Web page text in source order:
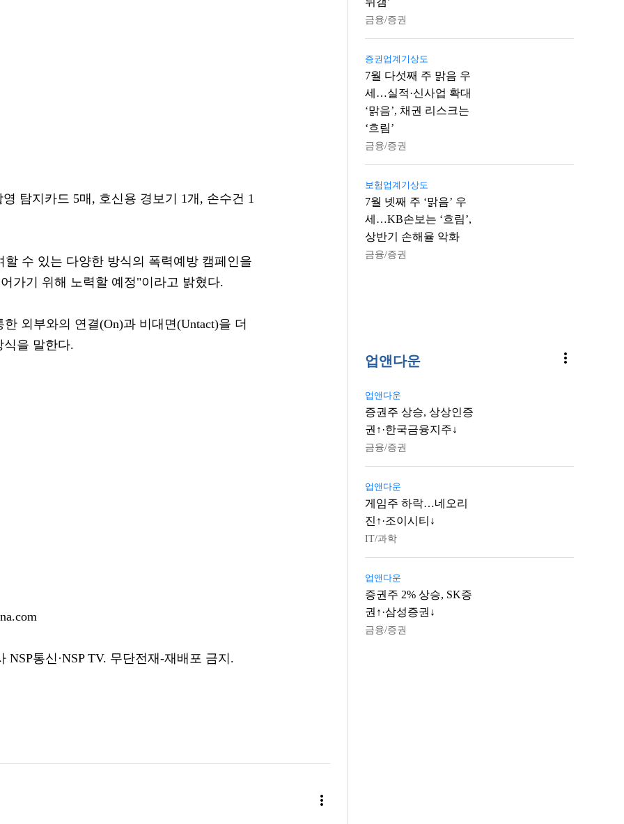
탐지카드 5매, 호신용 경보기 1개, 손수건 1
수 있는 다양한 방식의 폭력예방 캠페인을
가기 위해 노력할 예정"이라고 밝혔다.
외부와의 연결(On)과 비대면(Untact)을 더
식을 말한다.
통신·NSP TV. 무단전재-재배포 금지.
more_vert
금융/증권
증권업계기상도
7월 다섯째 주 맑음 우
세…실적·신사업 확대
‘맑음’, 채권 리스크는
‘흐림’
금융/증권
보험업계기상도
7월 넷째 주 ‘맑음’ 우
세…KB손보는 ‘흐림’,
상반기 손해율 악화
금융/증권
업앤다운 more_vert
업앤다운
증권주 상승, 상상인증
권↑·한국금융지주↓
금융/증권
업앤다운
게임주 하락…네오리
진↑·조이시티↓
IT/과학
업앤다운
증권주 2% 상승, SK증
권↑·삼성증권↓
금융/증권